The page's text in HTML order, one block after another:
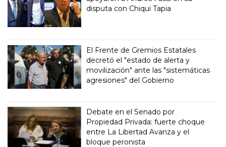
disputa con Chiqui Tapia
El Frente de Gremios Estatales
decretó el "estado de alerta y
movilización" ante las "sistemáticas
agresiones" del Gobierno
Debate en el Senado por
Propiedad Privada: fuerte choque
entre La Libertad Avanza y el
bloque peronista